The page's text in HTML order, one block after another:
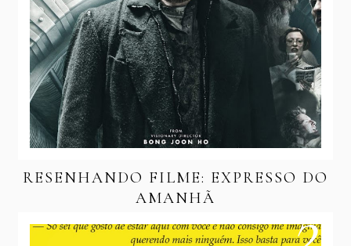
RESENHANDO FILME: EXPRESSO DO
AMANHÃ